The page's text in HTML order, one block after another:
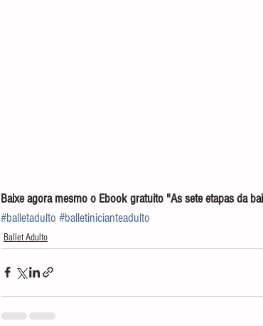
Baixe agora mesmo o Ebook gratuito "As sete etapas da
#balletadulto #balletinicianteadulto
Ballet Adulto